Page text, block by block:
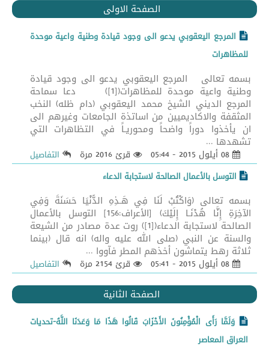
الصفحة الاولى
المرجع اليعقوبي يدعو الى وجود قيادة وطنية واعية موحدة
للمظاهرات
بسمه تعالى المرجع اليعقوبي يدعو الى وجود قيادة
وطنية واعية موحدة للمظاهرات([1]) دعا سماحة
المرجع الديني الشيخ محمد اليعقوبي (دام ظله) النخب
المثقفة والاكاديميين من اساتذة الجامعات وغيرهم الى
ان يأخذوا دوراً واضحاً ومحوريـاً في التظاهرات التي
تشهدها ...
قرئ 2016 مرة
التفاصيل
التوسل بالأعمال الصالحة لاستجابة الدعاء
بسمه تعالى (وَاكْتُبْ لَنَا فِي هَـذِهِ الدُّنْيَا حَسَنَةً وَفِي
الآخِرَةِ إِنَّا هُدْنَـا إِلَيْكَ) [الأعراف:156] التوسل بالأعمال
الصالحة لاستجابة الدعاء([1]) روت عدة مصادر من الشيعة
والسنة عن النبي (صلى الله عليه واله) انه قال (بينما
ثلاثة رهط يتماشون أخذهم المطر فآووا ...
قرئ 2154 مرة التفاصيل
الصفحة الثانية
وَلَمَّا رَأَى الْمُؤْمِنُونَ الأَحْزَابَ قَالُوا هَذَا مَا وَعَدَنَا اللَّهُ-تحديات
العراق المعاصر